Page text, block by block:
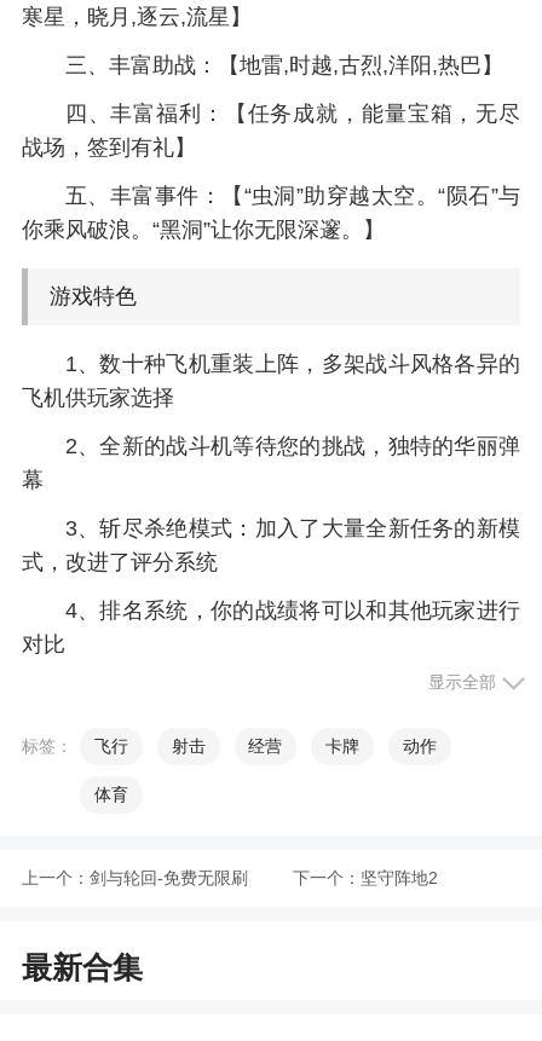
寒星，晓月,逐云,流星】
三、丰富助战：【地雷,时越,古烈,洋阳,热巴】
四、丰富福利：【任务成就，能量宝箱，无尽
战场，签到有礼】
五、丰富事件：【“虫洞”助穿越太空。“陨石”与
你乘风破浪。“黑洞”让你无限深邃。】
游戏特色
1、数十种飞机重装上阵，多架战斗风格各异的
飞机供玩家选择
2、全新的战斗机等待您的挑战，独特的华丽弹
幕
3、斩尽杀绝模式：加入了大量全新任务的新模
式，改进了评分系统
4、排名系统，你的战绩将可以和其他玩家进行
对比
5、特点1：独特的技能升级系统，全面升级战
战机，自由发射你的子弹
1、雷电战机双人版游戏全新内容和玩法再度升
显示全部
标签： 飞行 射击 经营 卡牌 动作
体育
上一个： 剑与轮回-免费无限刷 下一个： 坚守阵地2
最新合集